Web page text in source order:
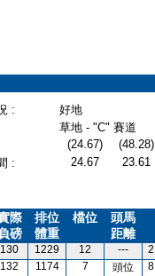
:
好地
草地 - "C" 賽道
(24.67) (48.28)
:
24.67 23.61
際
磅
排位
體重
檔位
頭馬
距離
130 1229 12 --- 2
132 1174 7 頭位 8